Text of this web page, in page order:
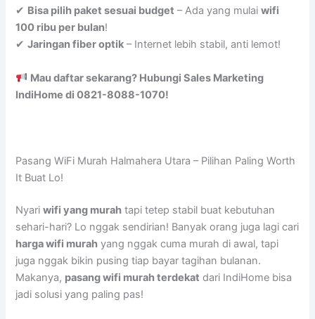
✔ Bisa pilih paket sesuai budget – Ada yang mulaiwifi
100 ribu per bulan!
✔Jaringan fiber optik – Internet lebih stabil, anti lemot!
Mau daftar sekarang? Hubungi Sales Marketing
IndiHome di 0821-8088-1070!
Pasang WiFi Murah Halmahera Utara – Pilihan Paling Worth
It Buat Lo!
Nyariwifi yang murah tapi tetep stabil buat kebutuhan
sehari-hari? Lo nggak sendirian! Banyak orang juga lagi cari
harga wifi murah yang nggak cuma murah di awal, tapi
juga nggak bikin pusing tiap bayar tagihan bulanan.
Makanya, pasang wifi murah terdekat dari IndiHome bisa
jadi solusi yang paling pas!